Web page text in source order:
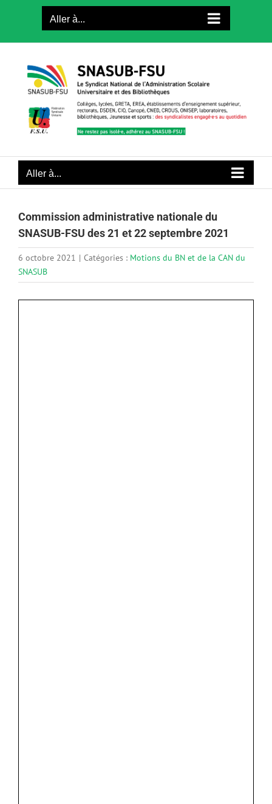
Aller à...
Aller à...
Commission administrative nationale du
SNASUB-FSU des 21 et 22 septembre 2021
6 octobre 2021 | Catégories : Motions du BN et de la CAN du
SNASUB